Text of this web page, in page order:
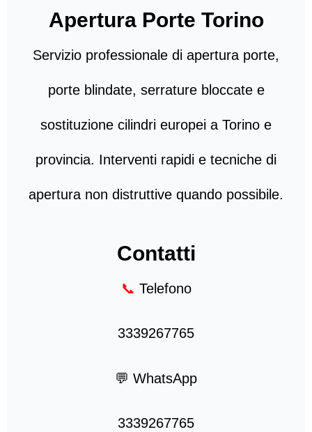
Apertura Porte Torino
Servizio professionale di apertura porte,
porte blindate, serrature bloccate e
sostituzione cilindri europei a Torino e
provincia. Interventi rapidi e tecniche di
apertura non distruttive quando possibile.
Contatti
📞 Telefono
3339267765
💬 WhatsApp
3339267765